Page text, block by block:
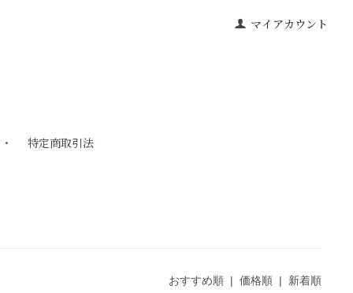
マイアカウント
特定商取引法
おすすめ順 |価格順 | 新着順